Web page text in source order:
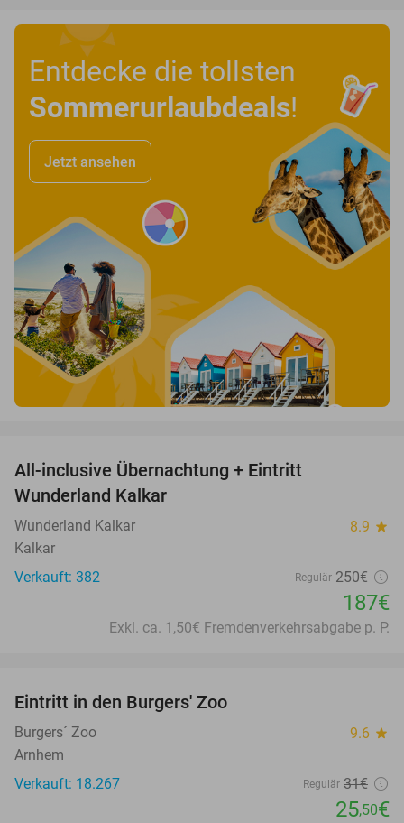
Entdecke die tollsten
Sommerurlaubdeals!
Jetzt ansehen
All-inclusive Übernachtung + Eintritt
Wunderland Kalkar
Wunderland Kalkar 8.9 star
Kalkar
Verkauft: 382
Regulär 250€
187€
Exkl. ca. 1,50€ Fremdenverkehrsabgabe p. P.
Eintritt in den Burgers' Zoo
Burgers´ Zoo 9.6 star
Arnhem
Verkauft: 18.267
Regulär 31€
25,50€